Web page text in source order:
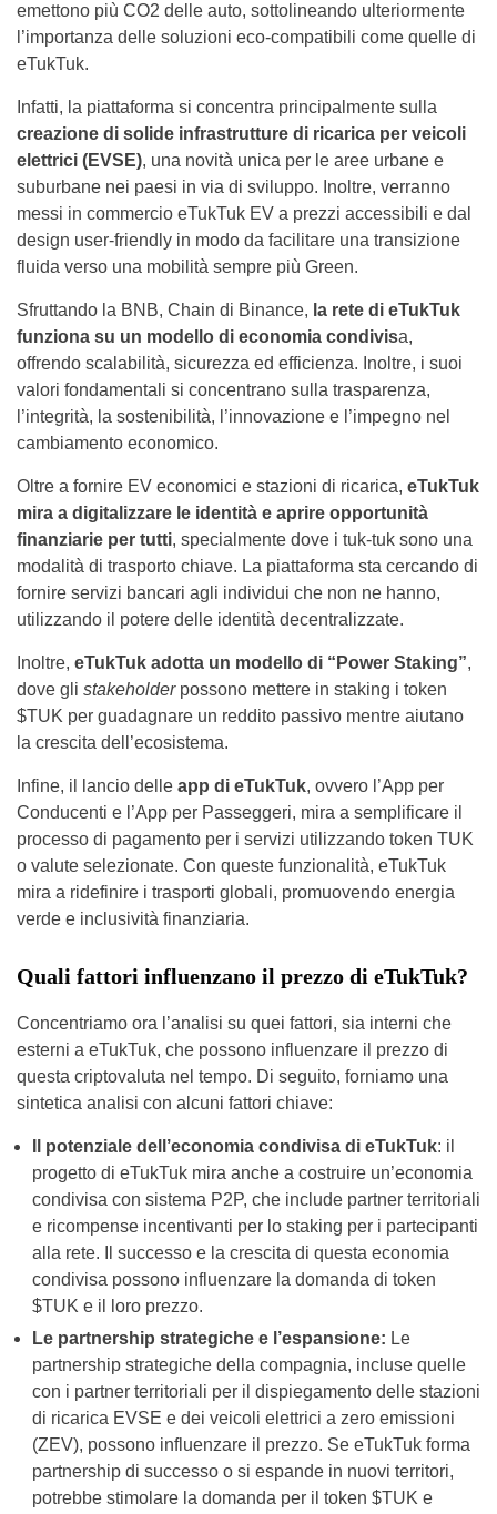
emettono più CO2 delle auto, sottolineando ulteriormente
l’importanza delle soluzioni eco-compatibili come quelle di
eTukTuk.
Infatti, la piattaforma si concentra principalmente sulla
creazione di solide infrastrutture di ricarica per veicoli
elettrici (EVSE), una novità unica per le aree urbane e
suburbane nei paesi in via di sviluppo. Inoltre, verranno
messi in commercio eTukTuk EV a prezzi accessibili e dal
design user-friendly in modo da facilitare una transizione
fluida verso una mobilità sempre più Green.
Sfruttando la BNB, Chain di Binance, la rete di eTukTuk
funziona su un modello di economia condivisa,
offrendo scalabilità, sicurezza ed efficienza. Inoltre, i suoi
valori fondamentali si concentrano sulla trasparenza,
l’integrità, la sostenibilità, l’innovazione e l’impegno nel
cambiamento economico.
Oltre a fornire EV economici e stazioni di ricarica, eTukTuk
mira a digitalizzare le identità e aprire opportunità
finanziarie per tutti, specialmente dove i tuk-tuk sono una
modalità di trasporto chiave. La piattaforma sta cercando di
fornire servizi bancari agli individui che non ne hanno,
utilizzando il potere delle identità decentralizzate.
Inoltre, eTukTuk adotta un modello di “Power Staking”,
dove gli stakeholderpossono mettere in staking i token
$TUK per guadagnare un reddito passivo mentre aiutano
la crescita dell’ecosistema.
Infine, il lancio delle app di eTukTuk, ovvero l’App per
Conducenti e l’App per Passeggeri, mira a semplificare il
processo di pagamento per i servizi utilizzando token TUK
o valute selezionate. Con queste funzionalità, eTukTuk
mira a ridefinire i trasporti globali, promuovendo energia
verde e inclusività finanziaria.
Quali fattori influenzano il prezzo di eTukTuk?
Concentriamo ora l’analisi su quei fattori, sia interni che
esterni a eTukTuk, che possono influenzare il prezzo di
questa criptovaluta nel tempo. Di seguito, forniamo una
sintetica analisi con alcuni fattori chiave:
Il potenziale dell’economia condivisa di eTukTuk: il
progetto di eTukTuk mira anche a costruire un’economia
condivisa con sistema P2P, che include partner territoriali
e ricompense incentivanti per lo staking per i partecipanti
alla rete. Il successo e la crescita di questa economia
condivisa possono influenzare la domanda di token
$TUK e il loro prezzo.
Le partnership strategiche e l’espansione: Le
partnership strategiche della compagnia, incluse quelle
con i partner territoriali per il dispiegamento delle stazioni
di ricarica EVSE e dei veicoli elettrici a zero emissioni
(ZEV), possono influenzare il prezzo. Se eTukTuk forma
partnership di successo o si espande in nuovi territori,
potrebbe stimolare la domanda per il token $TUK e